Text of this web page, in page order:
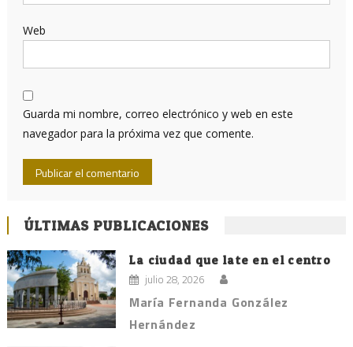
Web
Guarda mi nombre, correo electrónico y web en este
navegador para la próxima vez que comente.
ÚLTIMAS PUBLICACIONES
La ciudad que late en el centro
julio 28, 2026
María Fernanda González
Hernández